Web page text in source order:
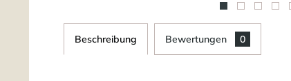
Beschreibung Bewertungen 0